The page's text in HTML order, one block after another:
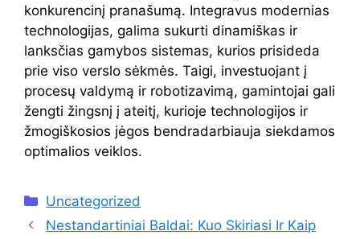
konkurencinį pranašumą. Integravus modernias
technologijas, galima sukurti dinamiškas ir
lanksčias gamybos sistemas, kurios prisideda
prie viso verslo sėkmės. Taigi, investuojant į
procesų valdymą ir robotizavimą, gamintojai gali
žengti žingsnį į ateitį, kurioje technologijos ir
žmogiškosios jėgos bendradarbiauja siekdamos
optimalios veiklos.
Kategorijos
Uncategorized
Nestandartiniai Baldai: Kuo Skiriasi Ir Kaip